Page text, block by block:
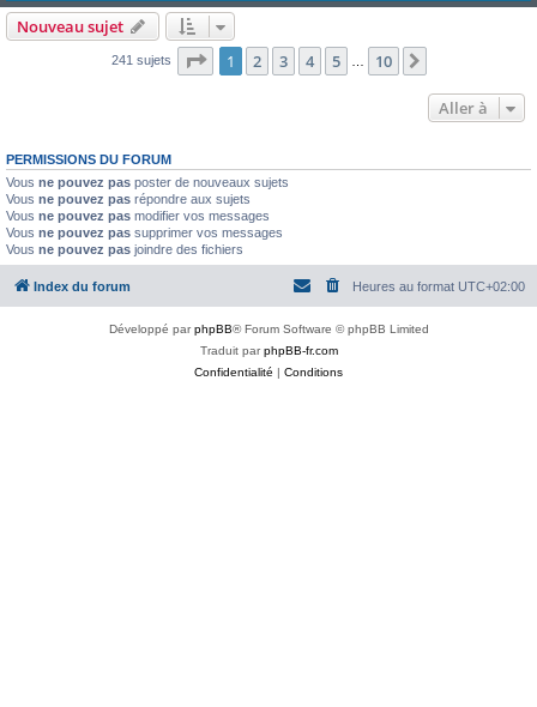
Nouveau sujet
241 sujets Page 1sur10
1 2 3 4 5 … 10
Aller à
PERMISSIONS DU FORUM
Vous ne pouvez pas poster de nouveaux sujets
Vous ne pouvez pas répondre aux sujets
Vous ne pouvez pas modifier vos messages
Vous ne pouvez pas supprimer vos messages
Vous ne pouvez pas joindre des fichiers
Index du forum Heures au format UTC+02:00
Développé parphpBB® Forum Software © phpBB Limited
Traduit parphpBB-fr.com
Confidentialité | Conditions